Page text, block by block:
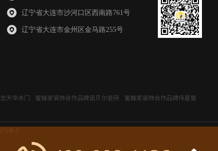
辽宁省大连市沙河口区西南路761号
辽宁省大连市金州区金马路255号
天华木门 蜜蜂家装饰合作品牌诺贝尔瓷砖
蜜蜂家装饰合作品牌伟星管
号-2